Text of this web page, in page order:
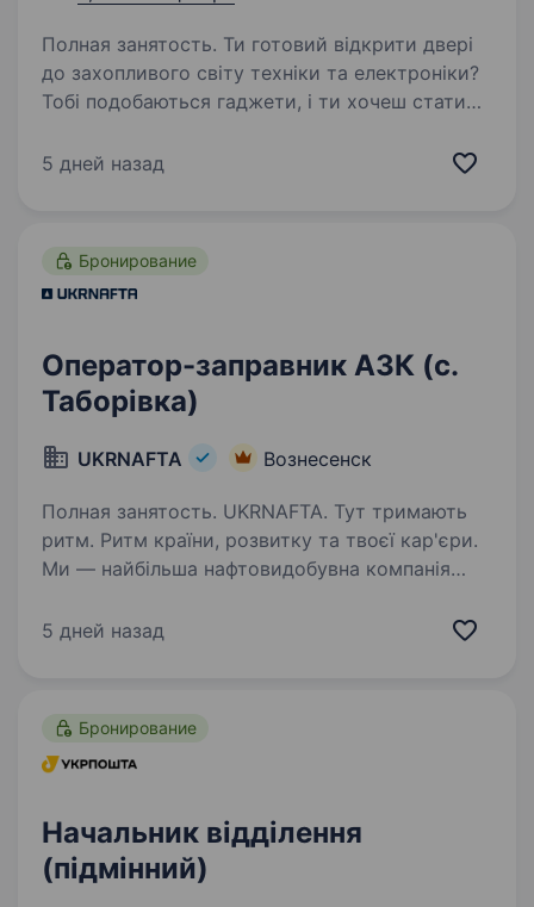
Полная занятость. Ти готовий відкрити двері
до захопливого світу техніки та електроніки?
Тобі подобаються гаджети, і ти хочеш стати
ця вакансія саме для Тебе! Фокстрот — це
5 дней назад
Бронирование
Оператор-заправник АЗК (с.
Таборівка)
UKRNAFTA Вознесенск
Полная занятость. UKRNAFTA. Тут тримають
ритм. Ритм країни, розвитку та твоєї кар'єри.
Ми — найбільша нафтовидобувна компанія
майже 700 сучасних автозаправних
5 дней назад
Бронирование
Начальник відділення
(підмінний)